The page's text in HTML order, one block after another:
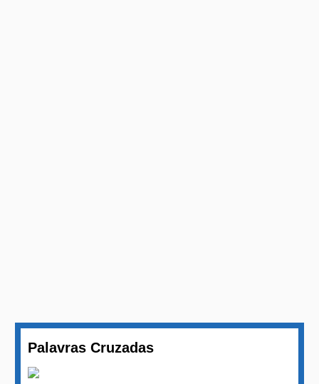
Palavras Cruzadas